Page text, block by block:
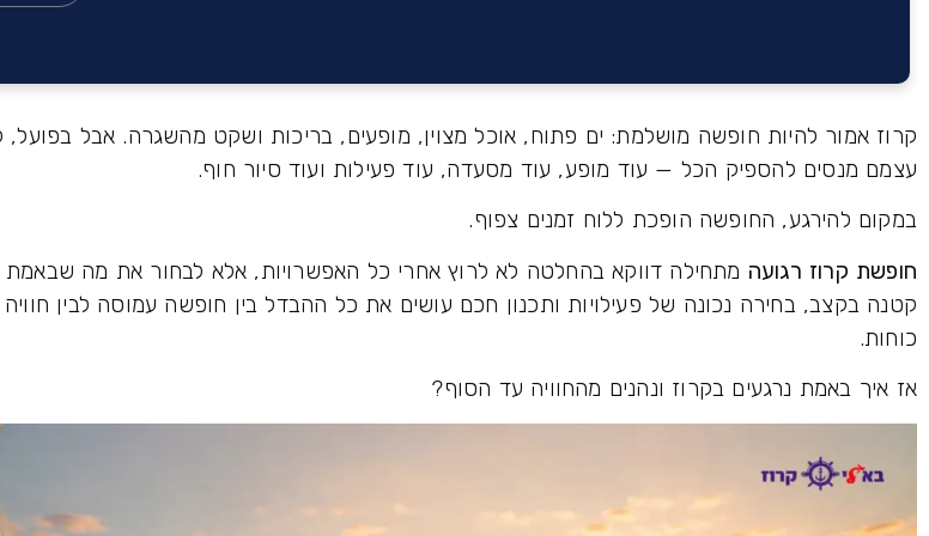
קרוז אמור להיות חופשה מושלמת: ים פתוח, אוכל מצוין, מופעים, בריכות ושקט מהשגרה. אבל
עצמם מנסים להספיק הכל — עוד מופע, עוד מסעדה, עוד פעילות ועוד סיור חוף.
במקום להירגע, החופשה הופכת ללוח זמנים צפוף.
חופשת קרוז רגועה מתחילה דווקא בהחלטה לא לרוץ אחרי כל האפשרויות, אלא לבחור את מה
קטנה בקצב, בחירה נכונה של פעילויות ותכנון חכם עושים את כל ההבדל בין חופשה עמוסה לבין
כוחות.
אז איך באמת נרגעים בקרוז ונהנים מהחוויה עד הסוף?